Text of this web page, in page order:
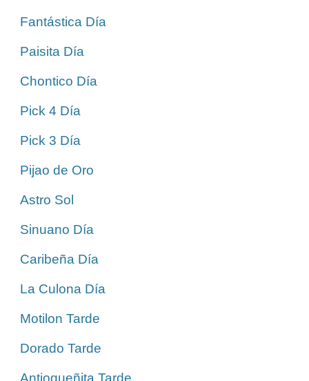
Fantástica Día
Paisita Día
Chontico Día
Pick 4 Día
Pick 3 Día
Pijao de Oro
Astro Sol
Sinuano Día
Caribeña Día
La Culona Día
Motilon Tarde
Dorado Tarde
Antioqueñita Tarde